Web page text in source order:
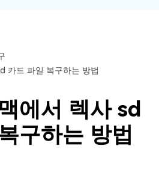
카드 파일 복구하는 방법
에서 렉사 sd
구하는 방법